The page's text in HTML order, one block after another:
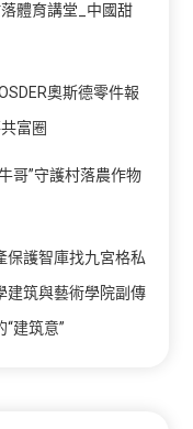
體育講堂_中國甜
奧斯德零件報
富圈
哥”守護村落農作物
保護智庫找九宮格私
建筑與藝術學院副傳
建筑意”